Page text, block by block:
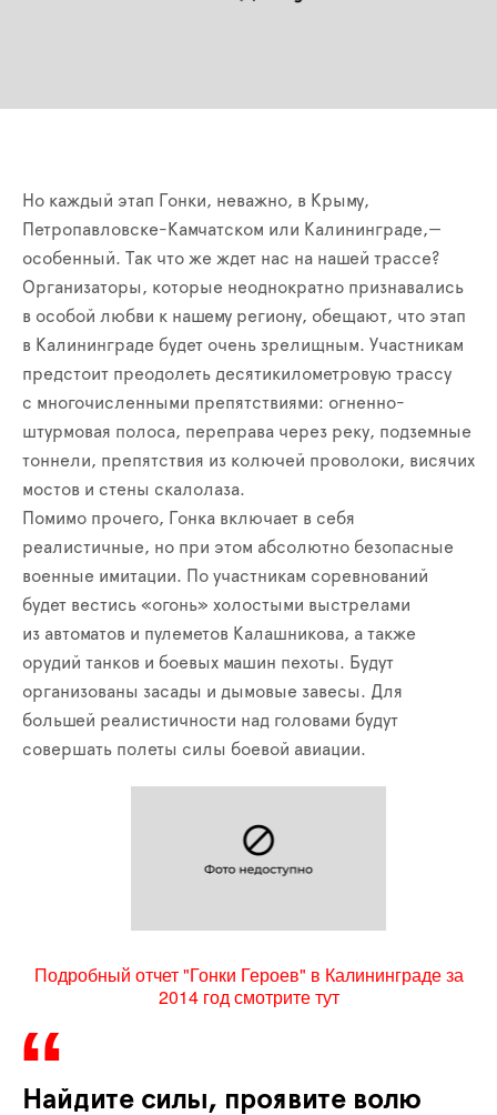
Но каждый этап Гонки, неважно, в Крыму,
Петропавловске-Камчатском или Калининграде,—
особенный. Так что же ждет нас на нашей трассе?
Организаторы, которые неоднократно признавались
в особой любви к нашему региону, обещают, что этап
в Калининграде будет очень зрелищным. Участникам
предстоит преодолеть десятикилометровую трассу
с многочисленными препятствиями: огненно-
штурмовая полоса, переправа через реку, подземные
тоннели, препятствия из колючей проволоки, висячих
мостов и стены скалолаза.
Помимо прочего, Гонка включает в себя
реалистичные, но при этом абсолютно безопасные
военные имитации. По участникам соревнований
будет вестись «огонь» холостыми выстрелами
из автоматов и пулеметов Калашникова, а также
орудий танков и боевых машин пехоты. Будут
организованы засады и дымовые завесы. Для
большей реалистичности над головами будут
совершать полеты силы боевой авиации.
Подробный отчет "Гонки Героев" в Калининграде за
2014 год смотрите тут
Найдите силы, проявите волю